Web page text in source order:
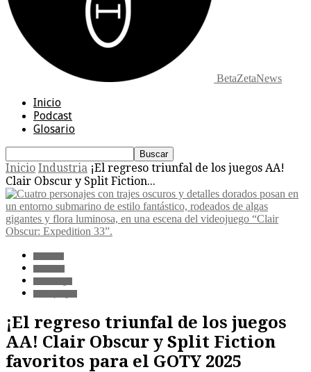
BetaZetaNews
Inicio
Podcast
Glosario
Inicio Industria ¡El regreso triunfal de los juegos AA!
Clair Obscur y Split Fiction...
¡El regreso triunfal de los juegos
AA! Clair Obscur y Split Fiction
favoritos para el GOTY 2025